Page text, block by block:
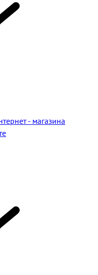
- магазина